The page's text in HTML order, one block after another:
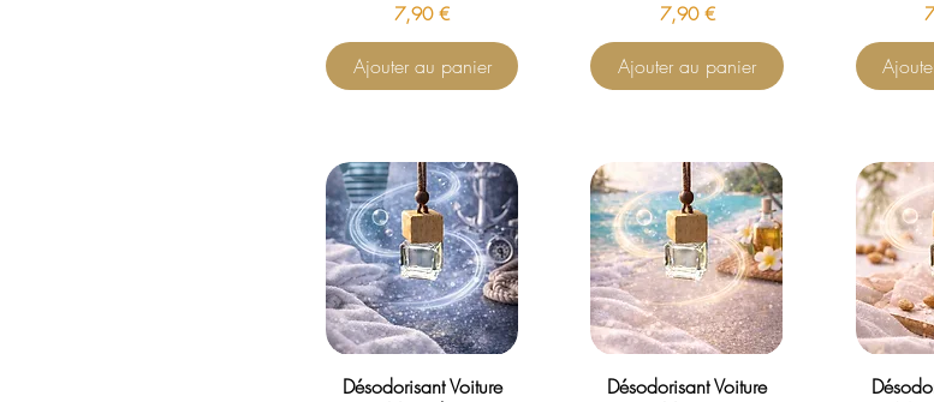
Prix
7,90 €
Ajouter au panier
Prix
7,90 €
Ajouter au panier
Désodorisant Voiture
Désodorisant Voiture